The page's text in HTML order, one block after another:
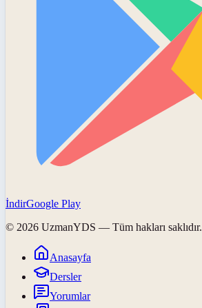
İndirGoogle Play
© 2026 UzmanYDS — Tüm hakları saklıdır.
Anasayfa
Dersler
Yorumlar